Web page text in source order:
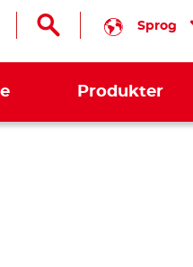
på facebook
os på twitter
Sprog
Produkter